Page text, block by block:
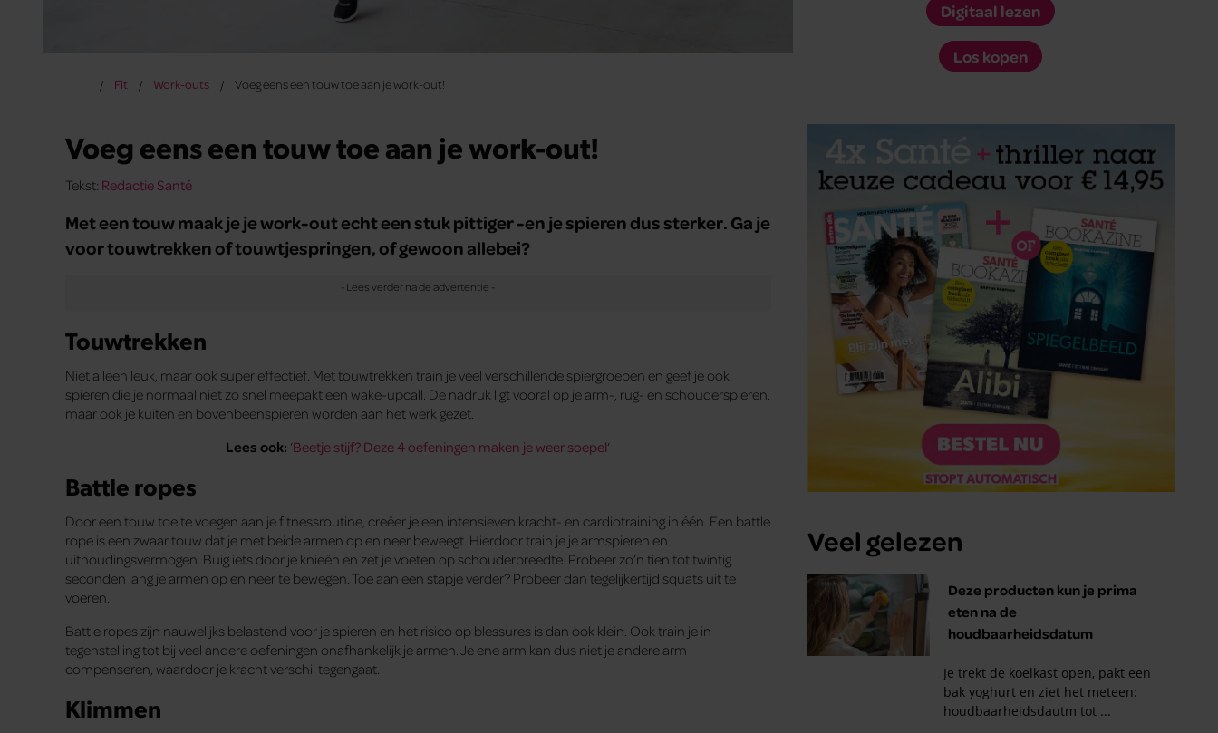
Fit Work-outs Voeg eens een touw toe aan je work-out!
Voeg eens een touw toe aan je work-out!
Tekst: Redactie Santé
Met een touw maak je je work-out echt een stuk pittiger -en je spieren dus sterker. Ga je
voor touwtrekken of touwtjespringen, of gewoon allebei?
Touwtrekken
Niet alleen leuk, maar ook super effectief. Met touwtrekken train je veel verschillende spiergroepen en geef je ook
spieren die je normaal niet zo snel meepakt een wake-upcall. De nadruk ligt vooral op je arm-, rug- en schouderspieren,
maar ook je kuiten en bovenbeenspieren worden aan het werk gezet.
Lees ook: ‘Beetje stijf? Deze 4 oefeningen maken je weer soepel‘
Battle ropes
Door een touw toe te voegen aan je fitnessroutine, creëer je een intensieven kracht- en cardiotraining in één. Een battle
rope is een zwaar touw dat je met beide armen op en neer beweegt. Hierdoor train je je armspieren en
uithoudingsvermogen. Buig iets door je knieën en zet je voeten op schouderbreedte. Probeer zo’n tien tot twintig
seconden lang je armen op en neer te bewegen. Toe aan een stapje verder? Probeer dan tegelijkertijd squats uit te
voeren.
Battle ropes zijn nauwelijks belastend voor je spieren en het risico op blessures is dan ook klein. Ook train je in
tegenstelling tot bij veel andere oefeningen onafhankelijk je armen. Je ene arm kan dus niet je andere arm
compenseren, waardoor je kracht verschil tegengaat.
Klimmen
Digitaal lezen
Los kopen